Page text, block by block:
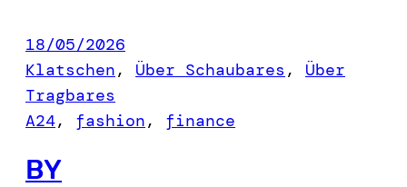
18/05/2026
Klatschen, Über Schaubares , Über
Tragbares
A24, fashion, finance
BY